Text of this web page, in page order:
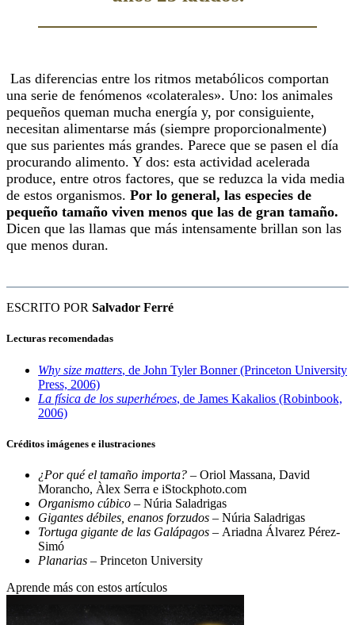
Las diferencias entre los ritmos metabólicos comportan
una serie de fenómenos «colaterales». Uno: los animales
pequeños queman mucha energía y, por consiguiente,
necesitan alimentarse más (siempre proporcionalmente)
que sus parientes más grandes. Parece que se pasen el día
procurando alimento. Y dos: esta actividad acelerada
produce, entre otros factores, que se reduzca la vida media
de estos organismos. Por lo general, las especies de
pequeño tamaño viven menos que las de gran tamaño.
Dicen que las llamas que más intensamente brillan son las
que menos duran.
ESCRITO POR Salvador Ferré
Lecturas recomendadas
Why size matters, de John Tyler Bonner (Princeton University
Press, 2006)
La física de los superhéroes, de James Kakalios (Robinbook,
2006)
Créditos imágenes e ilustraciones
¿Por qué el tamaño importa? – Oriol Massana, David
Morancho, Àlex Serra e iStockphoto.com
Organismo cúbico – Núria Saladrigas
Gigantes débiles, enanos forzudos – Núria Saladrigas
Tortuga gigante de las Galápagos – Ariadna Álvarez Pérez-
Simó
Planarias – Princeton University
Aprende más con estos artículos